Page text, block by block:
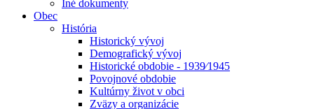
Iné dokumenty
Obec
História
Historický vývoj
Demografický vývoj
Historické obdobie - 1939⁄1945
Povojnové obdobie
Kultúrny život v obci
Zväzy a organizácie